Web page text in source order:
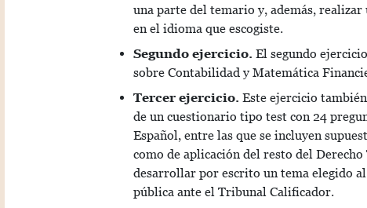
una parte del temario y, además,
en el idioma que escogiste.
Segundo ejercicio. El segundo
sobre Contabilidad y Matemática
Tercer ejercicio. Este ejercicio
de un cuestionario tipo test con 24
Español, entre las que se incluyen
como de aplicación del resto del
desarrollar por escrito un tema elegido
pública ante el Tribunal Calificador.